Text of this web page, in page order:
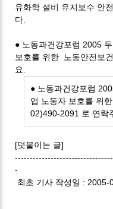
유화학 설비 유지보수 안
다.
● 노동과건강포럼 2005
보호를 위한 노동안전보
요.
● 노동과건강포럼
업 노동자 보호를 위
02)490-2091 로 연락
[덧붙이는 글]
-
최초 기사 작성일 :